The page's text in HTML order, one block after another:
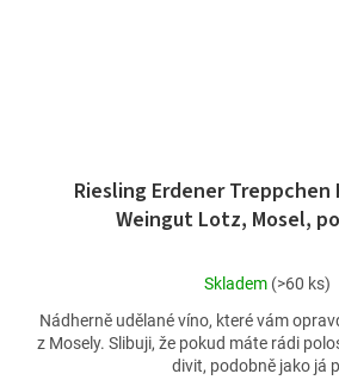
Riesling Erdener Treppchen
Weingut Lotz, Mosel,
Průměrné
produktu
je
4,8
Skladem (>60 ks)
Nádherně udělané víno, které vám
z Mosely. Slibuji, že pokud máte rádi
divit, podobně jako já